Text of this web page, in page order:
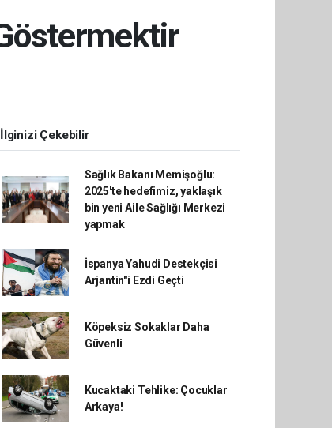
İlginizi Çekebilir
Sağlık Bakanı Memişoğlu:
2025'te hedefimiz, yaklaşık
bin yeni Aile Sağlığı Merkezi
yapmak
İspanya Yahudi Destekçisi
Arjantin"i Ezdi Geçti
Köpeksiz Sokaklar Daha
Güvenli
Kucaktaki Tehlike: Çocuklar
Arkaya!